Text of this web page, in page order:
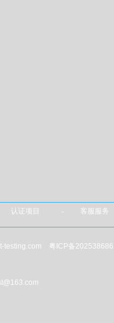
testing.com 粤ICP备
证项目 - 客服服务